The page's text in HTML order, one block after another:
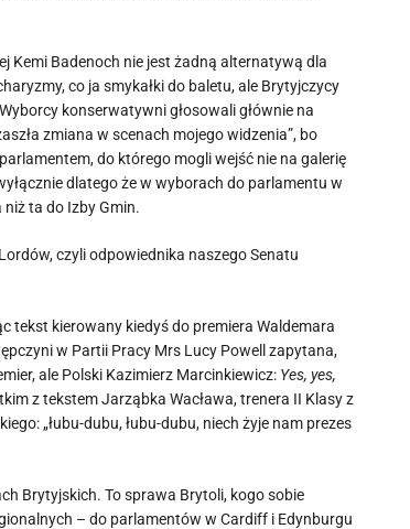
Kemi Badenoch nie jest żadną alternatywą dla
co ja smykałki do baletu, ale Brytyjczycy
konserwatywni głosowali głównie na
zmiana w scenach mojego widzenia”, bo
do którego mogli wejść nie na galerię
dlatego że w wyborach do parlamentu w
ta do Izby Gmin.
czyli odpowiednika naszego Senatu
tekst kierowany kiedyś do premiera Waldemara
w Partii Pracy Mrs Lucy Powell zapytana,
ale Polski Kazimierz Marcinkiewicz: Yes, yes,
z tekstem Jarząbka Wacława, trenera II Klasy z
„łubu-dubu, łubu-dubu, niech żyje nam prezes
Brytyjskich. To sprawa Brytoli, kogo sobie
– do parlamentów w Cardiff i Edynburgu